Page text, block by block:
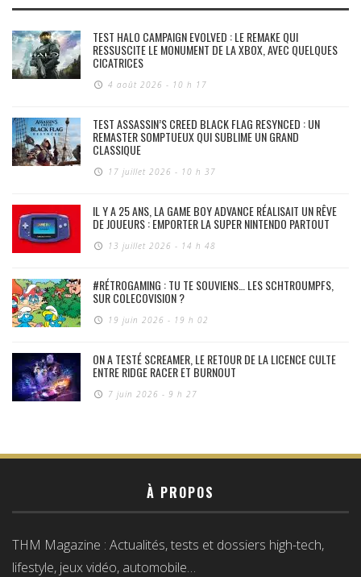
TEST HALO CAMPAIGN EVOLVED : LE REMAKE QUI
RESSUSCITE LE MONUMENT DE LA XBOX, AVEC QUELQUES
CICATRICES
4 août 2026 - 10 h 17
TEST ASSASSIN’S CREED BLACK FLAG RESYNCED : UN
REMASTER SOMPTUEUX QUI SUBLIME UN GRAND
CLASSIQUE
17 juillet 2026 - 10 h 37
IL Y A 25 ANS, LA GAME BOY ADVANCE RÉALISAIT UN RÊVE
DE JOUEURS : EMPORTER LA SUPER NINTENDO PARTOUT
13 juillet 2026 - 14 h 48
#RÉTROGAMING : TU TE SOUVIENS… LES SCHTROUMPFS,
SUR COLECOVISION ?
19 juin 2026 - 19 h 02
ON A TESTÉ SCREAMER, LE RETOUR DE LA LICENCE CULTE
ENTRE RIDGE RACER ET BURNOUT
7 juin 2026 - 9 h 27
À PROPOS
THM Magazine : Actualités, tests et dossiers high-tech,
lifestyle, jeux vidéo, automobile…